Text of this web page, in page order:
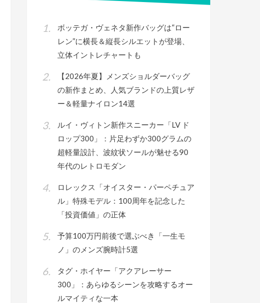
ボッテガ・ヴェネタ新作バッグは“ロー
レン”に横長＆縦長シルエットが登場、
立体イントレチャートも
【2026年夏】メンズショルダーバッグ
の新作まとめ、人気ブランドの上質レザ
ー＆軽量ナイロン14選
ルイ・ヴィトン新作スニーカー「LV ド
ロップ300」：片足わずか300グラムの
超軽量設計、波紋状ソールが魅せる90
年代のレトロモダン
ロレックス「オイスター・パーペチュア
ル」特殊モデル：100周年を記念した
「投資価値」の正体
予算100万円前後で選ぶべき「一生モ
ノ」のメンズ腕時計5選
タグ・ホイヤー「アクアレーサー
300」：あらゆるシーンを攻略するオー
ルマイティな一本